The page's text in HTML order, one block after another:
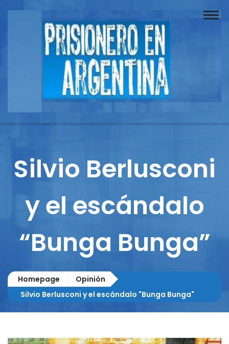
Buscador
Documentos
Reportajes
Columnistas
Contacto
Silvio Berlusconi
y el escándalo
“Bunga Bunga”
Homepage
Opinión
Silvio Berlusconi y el escándalo "Bunga Bunga"